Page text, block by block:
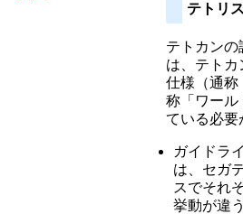
テトリ
テトカンの
は、テト
仕様（通称
称「ワール
ている必要
ガイドラ
は、セガ
スでそれ
挙動が違